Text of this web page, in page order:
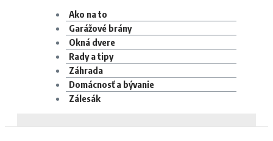
Ako na to
Garážové brány
Okná dvere
Rady a tipy
Záhrada
Domácnosť a bývanie
Zálesák